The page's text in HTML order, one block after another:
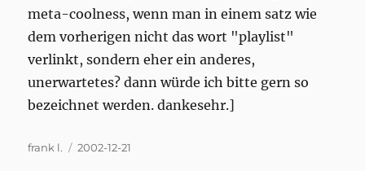
meta-coolness, wenn man in einem satz wie
dem vorherigen nicht das wort "playlist"
verlinkt, sondern eher ein anderes,
unerwartetes? dann würde ich bitte gern so
bezeichnet werden. dankesehr.]
Author
frank l.
Posted
2002-12-21